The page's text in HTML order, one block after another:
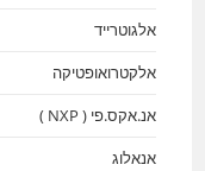
אלגוטרייד
אלקטרואופטיקה
אנ.אקס.פי ( NXP )
אנאלוג